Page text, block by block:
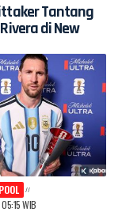
Tantang
di New
WIB